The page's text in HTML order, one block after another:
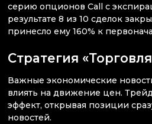
серию опционов Call с
результате 8 из 10 сделок
принесло ему 160% к
Стратегия
Важные экономические
влиять на движение цен.
эффект, открывая позиции
новостей.